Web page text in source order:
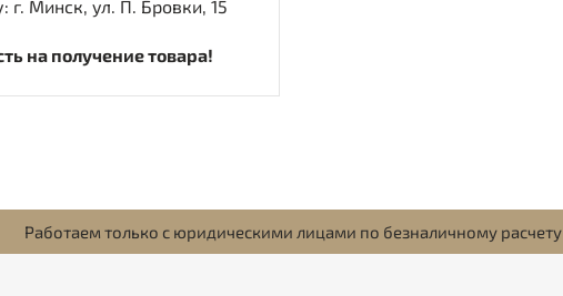
г. Минск, ул. П. Бровки, 15
на получение товара!
Работаем только с юридическими лицами по безналичному расчету